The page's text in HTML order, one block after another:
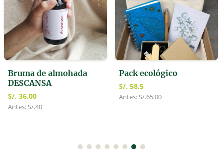
Bruma de almohada
DESCANSA
S/. 36.00
Antes: S/.40
Pack ecológico
S/. 58.5
Antes: S/.65.00